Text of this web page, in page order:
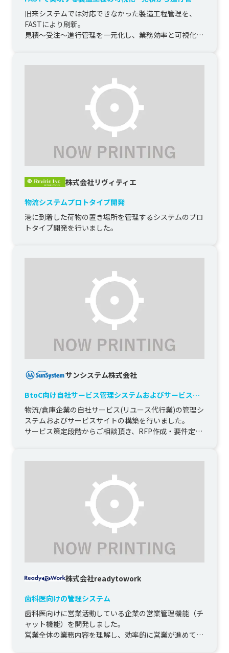
までの一元化
旧来システムでは対応できなかった製造工程管理を、
FASTにより刷新。
見積〜受注〜進行管理を一元化し、業務効率と可視化を
株式会社リヴィティエ
物流システムプロトタイプ開発
港に到着した荷物の置き場所を管理するシステムのプロ
トタイプ開発を行いました。
サンシステム株式会社
BtoC向け自社サービス管理システムおよびサービスサ
イト構築
物流/倉庫企業の自社サービス(リユース代行業)の管理シ
ステムおよびサービスサイトの構築を行いました。
サービス策定段階からご相談頂き、RFP作成・要件定義
株式会社readytowork
歯科医向けの管理システム
歯科医向けに営業活動している企業の営業管理機能（チ
ャット機能）を開発しました。
営業全体の業務内容を理解し、効率的に営業が進めてい